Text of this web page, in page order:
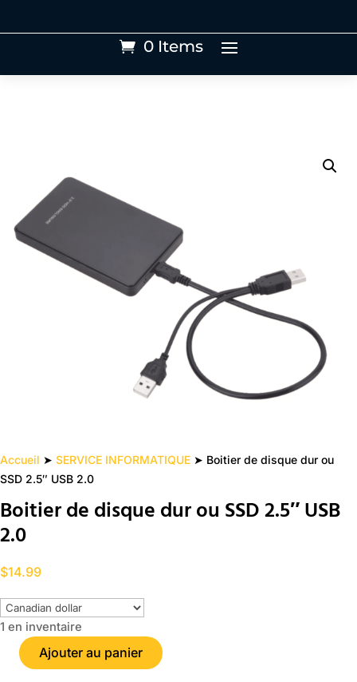
0 Items
Accueil ➤ SERVICE INFORMATIQUE ➤ Boitier de disque dur ou
SSD 2.5″ USB 2.0
Boitier de disque dur ou SSD 2.5″ USB
2.0
$14.99
1 en inventaire
Boitier
Ajouter au panier